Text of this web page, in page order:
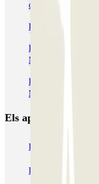
ciudad!
Pàrquings a
Pàrquings a prop
Madrid-Barajas
Pàrquings a prop
Madrid-Barajas
Els aparcaments
Pàrquing a Barcelona
Pàrquing a